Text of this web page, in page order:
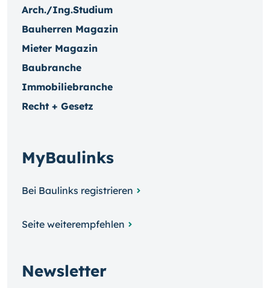
Arch./Ing.Studium
Bauherren Magazin
Mieter Magazin
Baubranche
Immobiliebranche
Recht + Gesetz
MyBaulinks
Bei Baulinks registrieren
Seite weiterempfehlen
Newsletter